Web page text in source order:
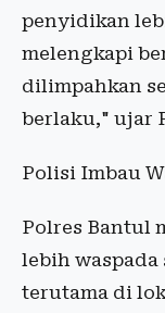
penyidikan
melengkapi
dilimpahkan
berlaku," ujar
Polisi Imbau
Polres Bantul
lebih waspada
terutama di